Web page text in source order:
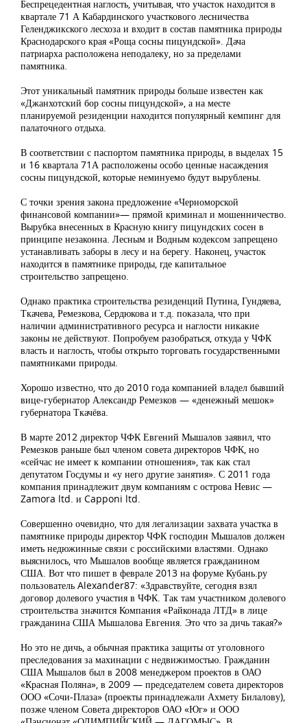
Беспрецедентная наглость, учитывая, что участок находится в
квартале 71 А Кабардинского участкового лесничества
Геленджикского лесхоза и входит в состав памятника природы
Краснодарского края «Роща сосны пицундской». Дача
патриарха расположена неподалеку, но за пределами
памятника.
Этот уникальный памятник природы больше известен как
«Джанхотский бор сосны пицундской», а на месте
планируемой резиденции находится популярный кемпинг для
палаточного отдыха.
В соответствии с паспортом памятника природы, в выделах 15
и 16 квартала 71А расположены особо ценные насаждения
сосны пицундской, которые неминуемо будут вырублены.
С точки зрения закона предложение «Черноморской
финансовой компании»— прямой криминал и мошенничество.
Вырубка внесенных в Красную книгу пицундских сосен в
принципе незаконна. Лесным и Водным кодексом запрещено
устанавливать заборы в лесу и на берегу. Наконец, участок
находится в памятнике природы, где капитальное
строительство запрещено.
Однако практика строительства резиденций Путина, Гундяева,
Ткачева, Ремезкова, Сердюкова и т.д. показала, что при
наличии административного ресурса и наглости никакие
законы не действуют. Попробуем разобраться, откуда у ЧФК
власть и наглость, чтобы открыто торговать государственными
памятниками природы.
Хорошо известно, что до 2010 года компанией владел бывший
вице-губернатор Александр Ремезков — «денежный мешок»
губернатора Ткачёва.
В марте 2012 директор ЧФК Евгений Мышалов заявил, что
Ремезков раньше был членом совета директоров ЧФК, но
«сейчас не имеет к компании отношения», так как стал
депутатом Госдумы и «у него другие занятия». С 2011 года
компания принадлежит двум компаниям с острова Невис —
Zamora ltd. и Capponi ltd.
Совершенно очевидно, что для легализации захвата участка в
памятнике природы директор ЧФК господин Мышалов должен
иметь недюжинные связи с российскими властями. Однако
выяснилось, что Мышалов вообще является гражданином
США. Вот что пишет в феврале 2013 на форуме Кубань.ру
пользователь Alexander87: «Здравствуйте, сегодня взял
договор долевого участия в ЧФК. Так там участником долевого
строительства значится Компания «Райконада ЛТД» в лице
гражданина США Мышалова Евгения. Это что за дичь такая?»
Но это не дичь, а обычная практика защиты от уголовного
преследования за махинации с недвижимостью. Гражданин
США Мышалов был в 2008 менеджером проектов в ОАО
«Красная Поляна», в 2009 — председателем совета директоров
ООО «Сочи-Плаза» (проекты принадлежали Ахмету Билалову),
позже членом Совета директоров ОАО «Юг» и ООО